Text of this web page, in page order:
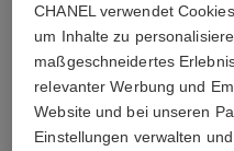
DIE
CHANEL verwendet
um Inhalte zu
maßgeschneidertes
relevanter Werbung und
Website und bei unseren
Einstellungen verwalten